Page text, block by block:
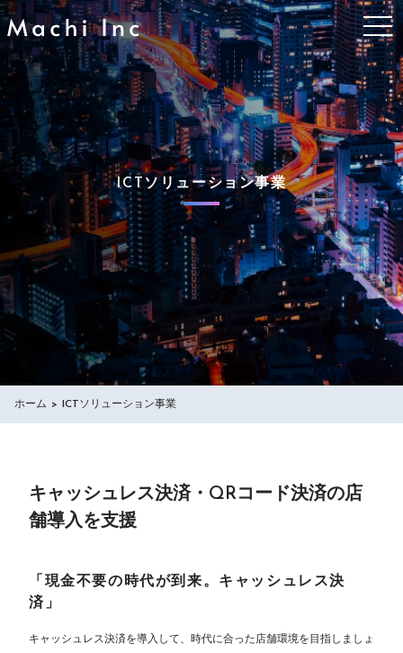
ICTソリューション事業
ホーム ICTソリューション事業
キャッシュレス決済・QRコード決済の店
舗導入を支援
「現金不要の時代が到来。キャッシュレス決
済」
キャッシュレス決済を導入して、時代に合った店舗環境を目指しましょ